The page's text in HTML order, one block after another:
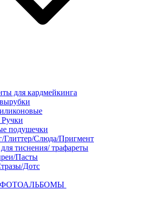
для кардмейкинга
подушечки
Глиттер/Слюда/Пригмент
тиснения/ трафареты
Пасты
Дотс
ФОТОАЛЬБОМЫ